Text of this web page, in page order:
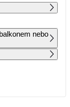
6 259 6 779
10 11
24 25